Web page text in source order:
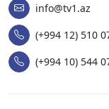
info@tv1.az
(+994 12) 510
(+994 10) 544